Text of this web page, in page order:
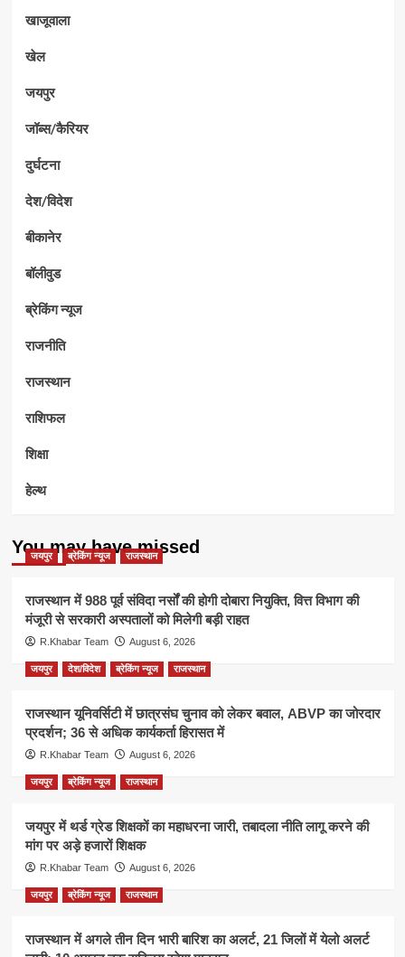
खाजूवाला
खेल
जयपुर
जॉब्स/कैरियर
दुर्घटना
देश/विदेश
बीकानेर
बॉलीवुड
ब्रेकिंग न्यूज
राजनीति
राजस्थान
राशिफल
शिक्षा
हेल्थ
You may have missed
जयपुर ब्रेकिंग न्यूज राजस्थान
राजस्थान में 988 पूर्व संविदा नर्सों की होगी दोबारा नियुक्ति, वित्त विभाग की
मंजूरी से सरकारी अस्पतालों को मिलेगी बड़ी राहत
R.Khabar Team August 6, 2026
जयपुर देश/विदेश ब्रेकिंग न्यूज राजस्थान
राजस्थान यूनिवर्सिटी में छात्रसंघ चुनाव को लेकर बवाल, ABVP का जोरदार
प्रदर्शन; 36 से अधिक कार्यकर्ता हिरासत में
R.Khabar Team August 6, 2026
जयपुर ब्रेकिंग न्यूज राजस्थान
जयपुर में थर्ड ग्रेड शिक्षकों का महाधरना जारी, तबादला नीति लागू करने की
मांग पर अड़े हजारों शिक्षक
R.Khabar Team August 6, 2026
जयपुर ब्रेकिंग न्यूज राजस्थान
राजस्थान में अगले तीन दिन भारी बारिश का अलर्ट, 21 जिलों में येलो अलर्ट